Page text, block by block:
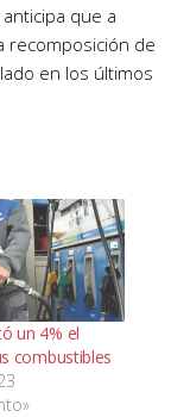
que a
recomposición de
en los últimos
un 4% el
combustibles